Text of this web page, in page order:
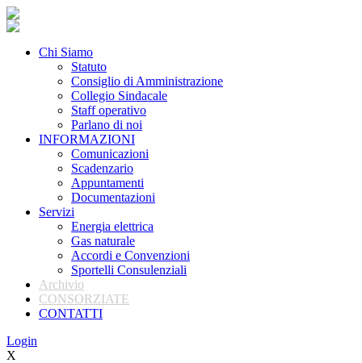
Chi Siamo
Statuto
Consiglio di Amministrazione
Collegio Sindacale
Staff operativo
Parlano di noi
INFORMAZIONI
Comunicazioni
Scadenzario
Appuntamenti
Documentazioni
Servizi
Energia elettrica
Gas naturale
Accordi e Convenzioni
Sportelli Consulenziali
Archivio
CONSORZIATE
CONTATTI
Login
X